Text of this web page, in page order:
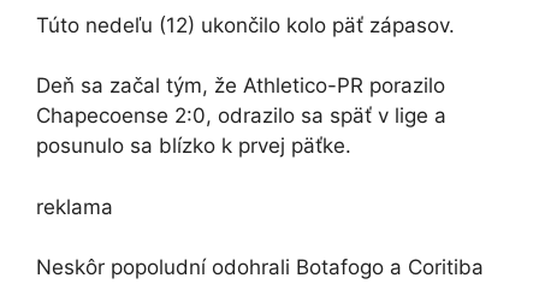
Túto nedeľu (12) ukončilo kolo päť zápasov.
Deň sa začal tým, že Athletico-PR porazilo
Chapecoense 2:0, odrazilo sa späť v lige a
posunulo sa blízko k prvej päťke.
reklama
Neskôr popoludní odohrali Botafogo a Coritiba